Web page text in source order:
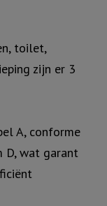
toilet,
zijn er 3
A, conforme
D, wat garant